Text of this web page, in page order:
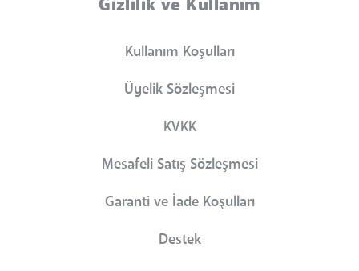
Gizlilik ve Kullanım
Kullanım Koşulları
Üyelik Sözleşmesi
KVKK
Mesafeli Satış Sözleşmesi
Garanti ve İade Koşulları
Destek